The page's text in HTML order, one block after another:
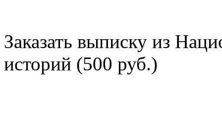
Заказать выписку из
историй (500 руб.)